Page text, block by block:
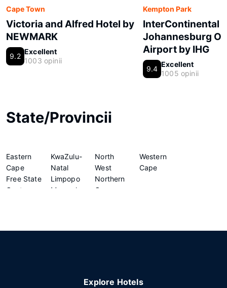
Cape Town
Victoria and Alfred Hotel by
NEWMARK
9.2
Excellent
1003 opinii
Kempton Park
InterContinental
Johannesburg
Airport by IHG
9.4
Excellent
1005 opinii
State/Provincii
Eastern
Cape
Free State
Gauteng
KwaZulu-
Natal
Limpopo
Mpumalanga
North
West
Northern
Cape
Western
Cape
Explore Hotels